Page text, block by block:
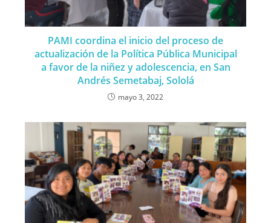
PAMI coordina el inicio del proceso de
actualización de la Política Pública Municipal
a favor de la niñez y adolescencia, en San
Andrés Semetabaj, Sololá
mayo 3, 2022